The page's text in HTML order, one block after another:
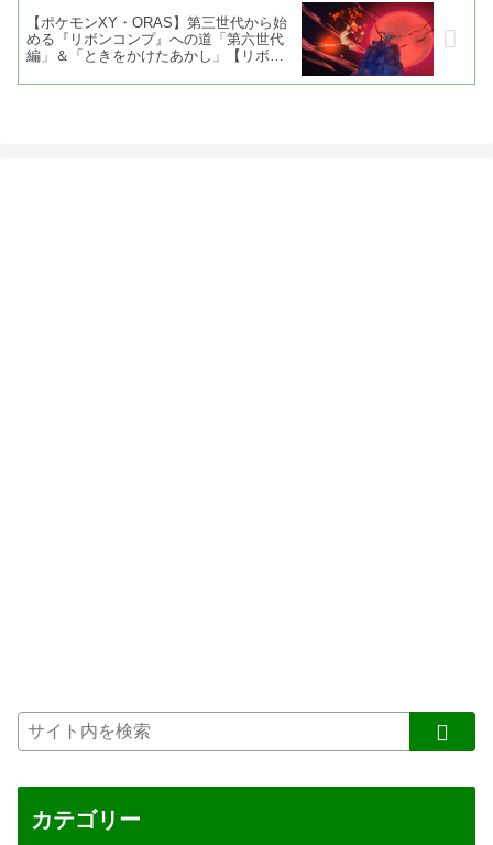
【ポケモンXY・ORAS】第三世代から始
める『リボンコンプ』への道「第六世代
編」＆「ときをかけたあかし」【リボン
カテゴリー